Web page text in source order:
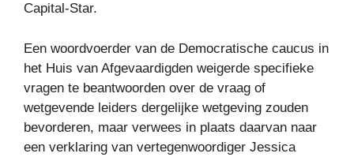
Capital-Star.
Een woordvoerder van de Democratische caucus in
het Huis van Afgevaardigden weigerde specifieke
vragen te beantwoorden over de vraag of
wetgevende leiders dergelijke wetgeving zouden
bevorderen, maar verwees in plaats daarvan naar
een verklaring van vertegenwoordiger Jessica